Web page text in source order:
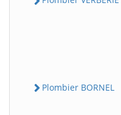
Plombier BORNEL